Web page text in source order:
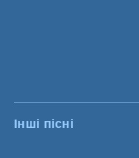
Інші пісні